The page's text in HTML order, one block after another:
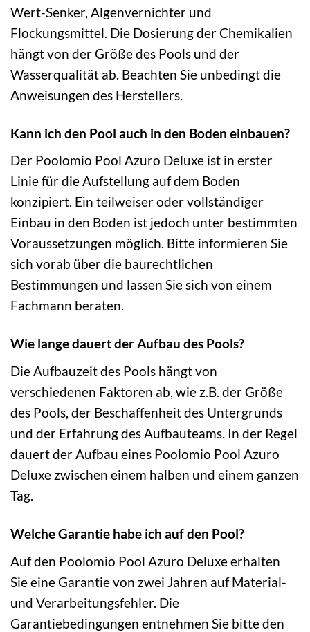
Wert-Senker, Algenvernichter und
Flockungsmittel. Die Dosierung der Chemikalien
hängt von der Größe des Pools und der
Wasserqualität ab. Beachten Sie unbedingt die
Anweisungen des Herstellers.
Kann ich den Pool auch in den Boden einbauen?
Der Poolomio Pool Azuro Deluxe ist in erster
Linie für die Aufstellung auf dem Boden
konzipiert. Ein teilweiser oder vollständiger
Einbau in den Boden ist jedoch unter bestimmten
Voraussetzungen möglich. Bitte informieren Sie
sich vorab über die baurechtlichen
Bestimmungen und lassen Sie sich von einem
Fachmann beraten.
Wie lange dauert der Aufbau des Pools?
Die Aufbauzeit des Pools hängt von
verschiedenen Faktoren ab, wie z.B. der Größe
des Pools, der Beschaffenheit des Untergrunds
und der Erfahrung des Aufbauteams. In der Regel
dauert der Aufbau eines Poolomio Pool Azuro
Deluxe zwischen einem halben und einem ganzen
Tag.
Welche Garantie habe ich auf den Pool?
Auf den Poolomio Pool Azuro Deluxe erhalten
Sie eine Garantie von zwei Jahren auf Material-
und Verarbeitungsfehler. Die
Garantiebedingungen entnehmen Sie bitte den